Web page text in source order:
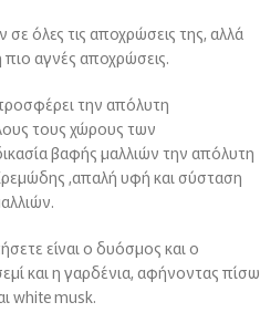
όλες τις αποχρώσεις της, αλλά
αγνές αποχρώσεις.
την απόλυτη
τους χώρους των
βαφής μαλλιών την απόλυτη
,απαλή υφή και σύσταση
είναι ο δυόσμος και ο
και η γαρδένια, αφήνοντας πίσω
white musk.